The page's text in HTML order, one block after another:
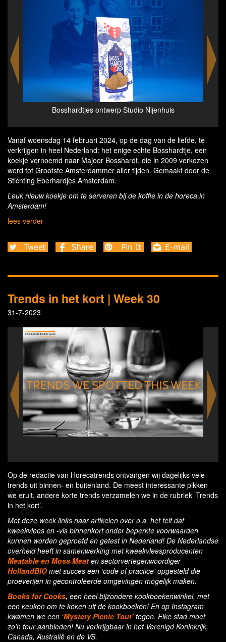
Bosshardtjes ontwerp Studio Nijenhuis
Vanaf woensdag 14 februari 2024, op de dag van de liefde, te
verkrijgen in heel Nederland: het enige echte Bosshardtje, een
koekje vernoemd naar Majoor Bosshardt, die in 2009 verkozen
werd tot Grootste Amsterdammer aller tijden. Gemaakt door de
Stichting Eberhardjes Amsterdam.
Leuk nieuw koekje om te serveren bij de koffie in de horeca in
Amsterdam!
lees verder
Trends in het kort | Week 30
31-7-2023
Op de redactie van Horecatrends ontvangen wij dagelijks vele
trends uit binnen- en buitenland. De meest interessante pikken
we eruit, andere korte trends verzamelen we in de rubriek ‘Trends
in het kort’.
Met deze week links naar artikelen over o.a. het feit dat
kweekvlees en -vis binnenkort onder beperkte voorwaarden
kunnen worden geproefd en getest in Nederland! De Nederlandse
overheid heeft in samenwerking met kweekvleesproducenten
Meatable en Mosa Meat en sectorvertegenwoordiger
HollandBIO met succes een ‘code of practice’ opgesteld die
proeverijen in gecontroleerde omgevingen mogelijk maken.
Books for Cooks, een heel bijzondere kookboekenwinkel, met
een keuken om te koken uit de kookboeken! En op Instagram
kwamen we een ‘Mystery Picnic Tour’tegen. Elke stad moet
zo’n tour aanbieden! Nu verkrijgbaar in het Verenigd Koninkrijk,
Canada, Australië en de VS.